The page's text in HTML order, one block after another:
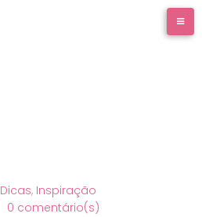
Dicas, Inspiração
0 comentário(s)